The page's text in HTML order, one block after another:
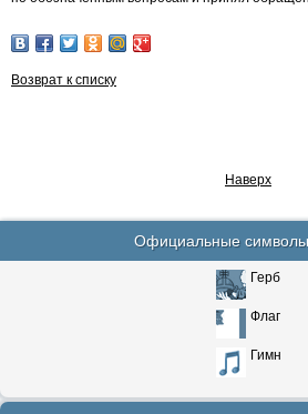
Возврат к списку
Наверх
Официальные символы
Герб
Флаг
Гимн